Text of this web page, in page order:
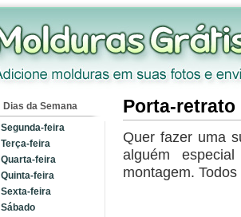
Dias da Semana
Segunda-feira
Terça-feira
Quarta-feira
Quinta-feira
Sexta-feira
Sábado
Porta-retrato
Quer fazer uma
alguém
montagem.